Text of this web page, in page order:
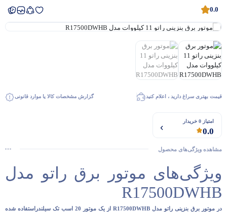
0.0
قیمت بهتری سراغ دارید ، اعلام کنید گزارش مشخصات کالا یا موارد قانونی
امتیاز 0 خریدار
0.0
مشاهده ویژگی‌های محصول
ویژگی‌های موتور برق راتو مدل
R17500DWHB
در موتور برق بنزینی راتو مدل R17500DWHB از یک موتور 20 اسب تک سیلندراستفاده شده